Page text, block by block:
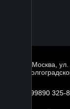
г. Москва,
+99890 325-